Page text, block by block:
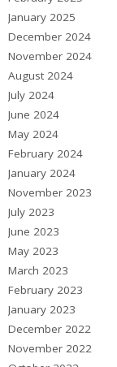
January 2025
December 2024
November 2024
August 2024
July 2024
June 2024
May 2024
February 2024
January 2024
November 2023
July 2023
June 2023
May 2023
March 2023
February 2023
January 2023
December 2022
November 2022